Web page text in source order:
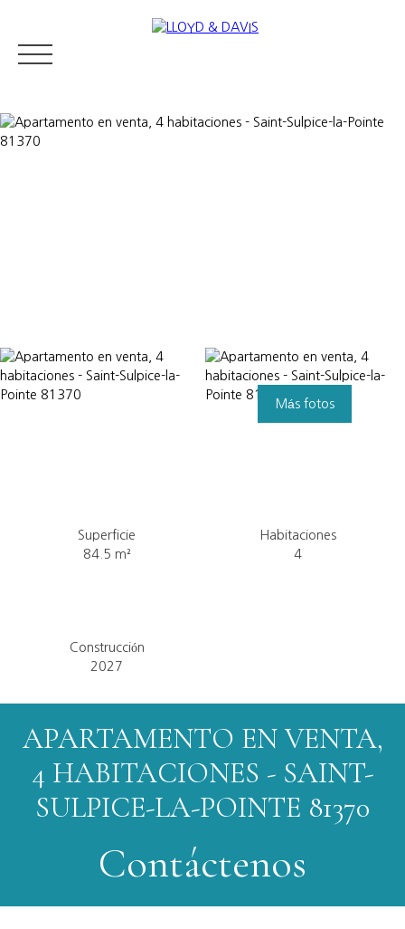
Más fotos
Superficie
84.5 m²
Habitaciones
4
Construcción
2027
APARTAMENTO EN VENTA,
4 HABITACIONES - SAINT-
SULPICE-LA-POINTE 81370
Contáctenos